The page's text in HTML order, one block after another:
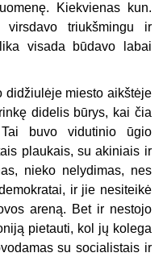
Kiekvienas kun.
virsdavo triukšmingu ir
visada būdavo labai
didžiulėje miesto aikštėje
didelis būrys, kai čia
buvo vidutinio ūgio
plaukais, su akiniais ir
nieko nelydimas, nes
ir jie nesiteikė
areną. Bet ir nestojo
pietauti, kol jų kolega
su socialistais ir